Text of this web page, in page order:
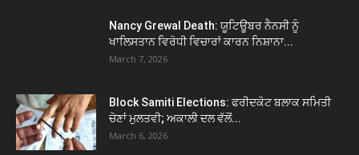
Nancy Grewal Death: ਯੂਟਿਊਬਰ ਨੈਨਸੀ ਨੂੰ
ਖਾਲਿਸਤਾਨ ਵਿਰੋਧੀ ਵਿਚਾਰਾਂ ਕਾਰਨ ਨਿਸ਼ਾਨਾ...
March 7, 2026
Block Samiti Elections: ਫਰੀਦਕੋਟ ਬਲਾਕ ਸਮਿਤੀ
ਚੋਣਾਂ ਮੁਲਤਵੀ; ਅਕਾਲੀ ਦਲ ਵੱਲੋਂ...
March 6, 2026